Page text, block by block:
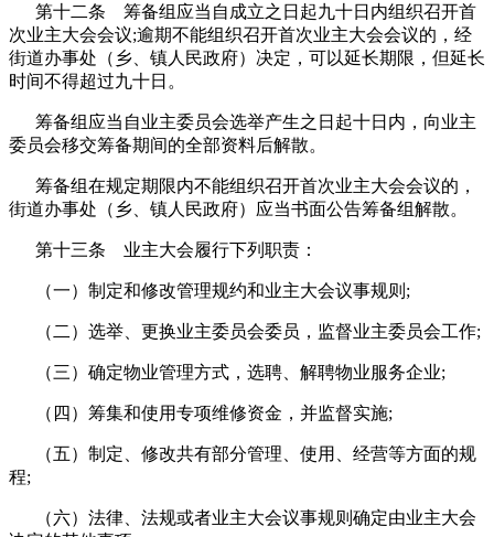
第十二条 筹备组应当自成立之日起九十日内组织召开首
次业主大会会议;逾期不能组织召开首次业主大会会议的，经
街道办事处（乡、镇人民政府）决定，可以延长期限，但延长
时间不得超过九十日。
筹备组应当自业主委员会选举产生之日起十日内，向业主
委员会移交筹备期间的全部资料后解散。
筹备组在规定期限内不能组织召开首次业主大会会议的，
街道办事处（乡、镇人民政府）应当书面公告筹备组解散。
第十三条 业主大会履行下列职责：
（一）制定和修改管理规约和业主大会议事规则;
（二）选举、更换业主委员会委员，监督业主委员会工作;
（三）确定物业管理方式，选聘、解聘物业服务企业;
（四）筹集和使用专项维修资金，并监督实施;
（五）制定、修改共有部分管理、使用、经营等方面的规
程;
（六）法律、法规或者业主大会议事规则确定由业主大会